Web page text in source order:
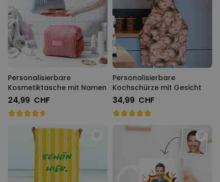
Personalisierbare
Kosmetiktasche mit Namen
24,99 CHF
Personalisierbare
Kochschürze mit Gesicht
34,99 CHF